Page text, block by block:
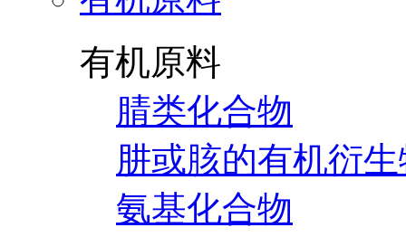
有机原料
腈类化合物
肼或胲的有机衍
氨基化合物